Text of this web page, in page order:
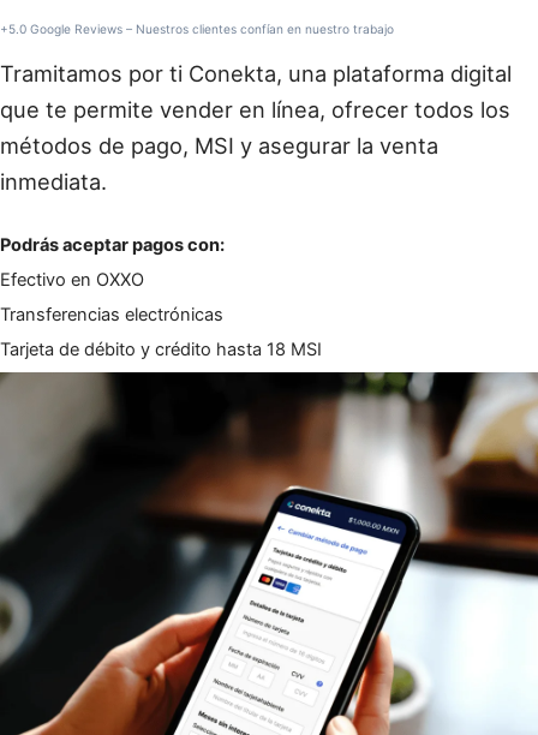
+5.0 Google Reviews – Nuestros clientes confían en nuestro trabajo
Tramitamos por ti Conekta, una plataforma digital
que te permite vender en línea, ofrecer todos los
métodos de pago, MSI y asegurar la venta
inmediata.
Podrás aceptar pagos con:
Efectivo en OXXO
Transferencias electrónicas
Tarjeta de débito y crédito hasta 18 MSI